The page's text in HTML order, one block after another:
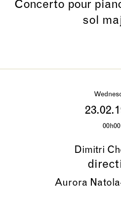
Concerto pour
sol
00h00
Dimitri
Aurora